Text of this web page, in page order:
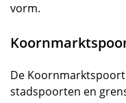
vorm.
De
stadspoorten en